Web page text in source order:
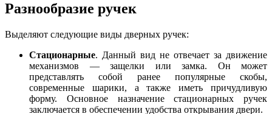
Разнообразие ручек
Выделяют следующие виды дверных ручек:
Стационарные. Данный вид не отвечает за движение
механизмов — защелки или замка. Он может
представлять собой ранее популярные скобы,
современные шарики, а также иметь причудливую
форму. Основное назначение стационарных ручек
заключается в обеспечении удобства открывания двери.